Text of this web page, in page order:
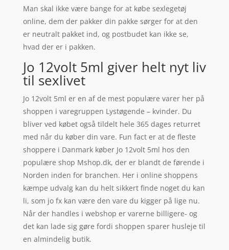
Man skal ikke være bange for at købe sexlegetøj
online, dem der pakker din pakke sørger for at den
er neutralt pakket ind, og postbudet kan ikke se,
hvad der er i pakken.
Jo 12volt 5ml giver helt nyt liv
til sexlivet
Jo 12volt 5ml er en af de mest populære varer her på
shoppen i varegruppen Lystøgende – kvinder. Du
bliver ved købet også tildelt hele 365 dages returret
med når du køber din vare. Fun fact er at de fleste
shoppere i Danmark køber Jo 12volt 5ml hos den
populære shop Mshop.dk, der er blandt de førende i
Norden inden for branchen. Her i online shoppens
kæmpe udvalg kan du helt sikkert finde noget du kan
li, som jo fx kan være den vare du kigger på lige nu.
Når der handles i webshop er varerne billigere- og
det kan lade sig gøre fordi shoppen sparer husleje til
en almindelig butik.